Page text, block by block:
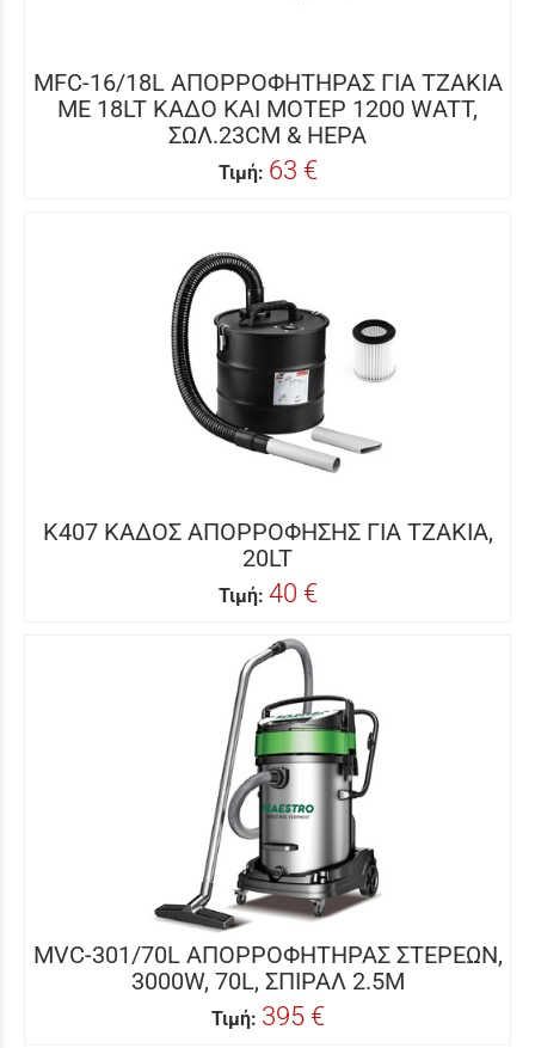
MFC-16/18L ΑΠΟΡΡΟΦΗΤΗΡΑΣ ΓΙΑ ΤΖΑΚΙΑ
ΜΕ 18LT ΚΑΔΟ ΚΑΙ ΜΟΤΕΡ 1200 WATT,
ΣΩΛ.23CM & HEPA
Τιμή: 63 €
K407 ΚΑΔΟΣ ΑΠΟΡΡΟΦΗΣΗΣ ΓΙΑ ΤΖΑΚΙΑ,
20LT
Τιμή: 40 €
MVC-301/70L ΑΠΟΡΡΟΦΗΤΗΡΑΣ ΣΤΕΡΕΩΝ,
3000W, 70L, ΣΠΙΡΑΛ 2.5M
Τιμή: 395 €